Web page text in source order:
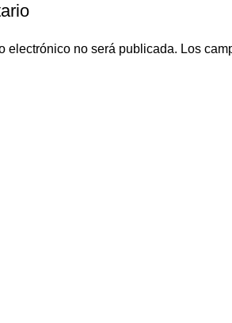
electrónico no será publicada. Los